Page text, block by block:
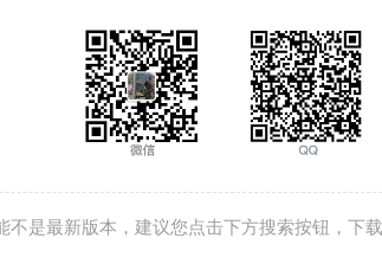
不是最新版本，建议您点击下方搜索按钮，下